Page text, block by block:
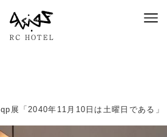
qp展「2040年11月10日は土曜日である」